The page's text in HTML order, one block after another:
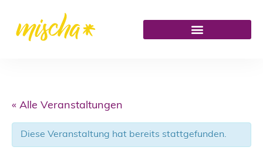
« Alle Veranstaltungen
Diese Veranstaltung hat bereits stattgefunden.